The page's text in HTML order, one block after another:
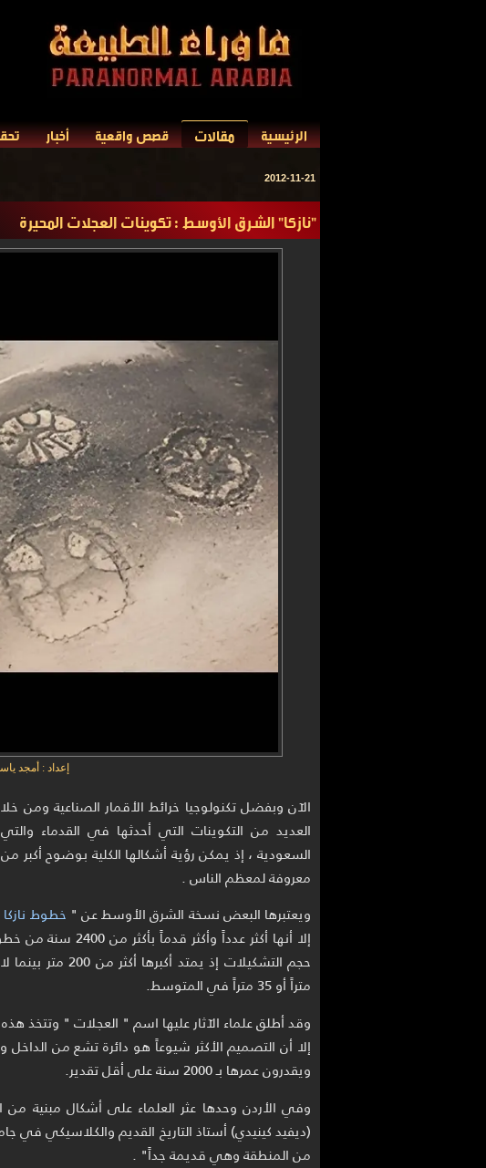
الرئيسية مقالات قصص واقعية أخبار
2012-11-21
"نازكا" الشرق الأوسط : تكوينات العجلات المحيرة
إعداد : أمجد
الآن وبفضل تكنولوجيا خرائط الأقمار الصناعية ومن
العديد من التكوينات التي أحدثها في القدماء
السعودية ، إذ يمكن رؤية أشكالها الكلية بوضوح
معروفة لمعظم الناس .
ويعتبرها البعض نسخة الشرق الأوسط عن " خطوط نازكا
إلا أنها أكثر عدداً
متراً أو 35 متراً في المتوسط.
وقد أطلق علماء الآثار عليها اسم " العجلات " وتتخذ
إلا أن التصميم الأكثر شيوعاً هو دائرة تشع من الداخل
ويقدرون عمرها بـ 2000 سنة على أقل تقدير.
وفي الأردن وحدها عثر العلماء على أشكال مبنية من
(ديفيد كينيدي) أستاذ التاريخ القديم والكلاسيكي
من المنطقة وهي قديمة جداً" .